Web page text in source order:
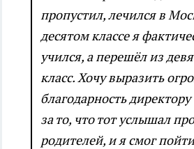
пропустил, лечился в
десятом классе я
учился, а перешёл из
класс. Хочу выразить
благодарность
за то, что тот услышал
родителей, и я смог